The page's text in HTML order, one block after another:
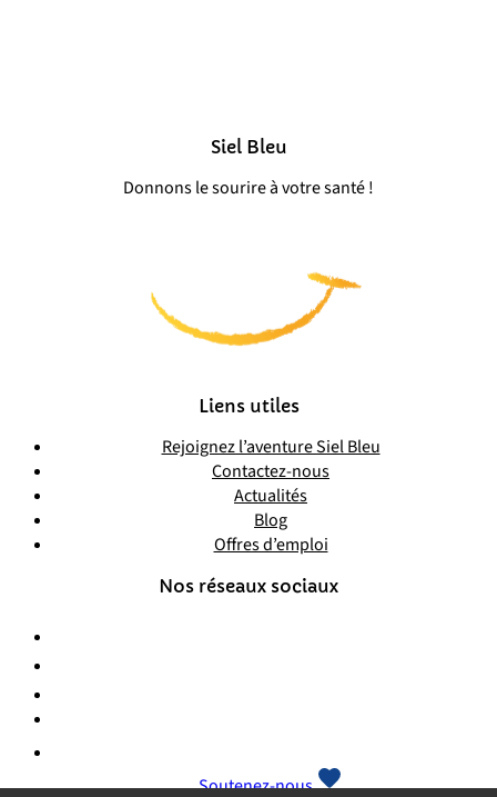
Siel Bleu
Donnons le sourire à votre santé !
Liens utiles
Rejoignez l’aventure Siel Bleu
Contactez-nous
Actualités
Blog
Offres d’emploi
Nos réseaux sociaux
Soutenez-nous